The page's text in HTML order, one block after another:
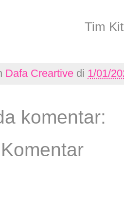
Tim
Dafa Creartive di 1/01/
komentar: